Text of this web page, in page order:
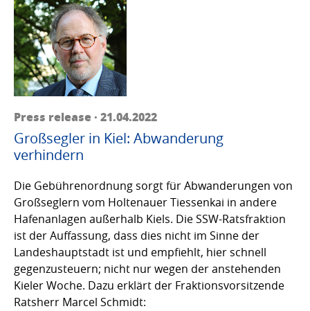
Press release · 21.04.2022
Großsegler in Kiel: Abwanderung
verhindern
Die Gebührenordnung sorgt für Abwanderungen von
Großseglern vom Holtenauer Tiessenkai in andere
Hafenanlagen außerhalb Kiels. Die SSW-Ratsfraktion
ist der Auffassung, dass dies nicht im Sinne der
Landeshauptstadt ist und empfiehlt, hier schnell
gegenzusteuern; nicht nur wegen der anstehenden
Kieler Woche. Dazu erklärt der Fraktionsvorsitzende
Ratsherr Marcel Schmidt: